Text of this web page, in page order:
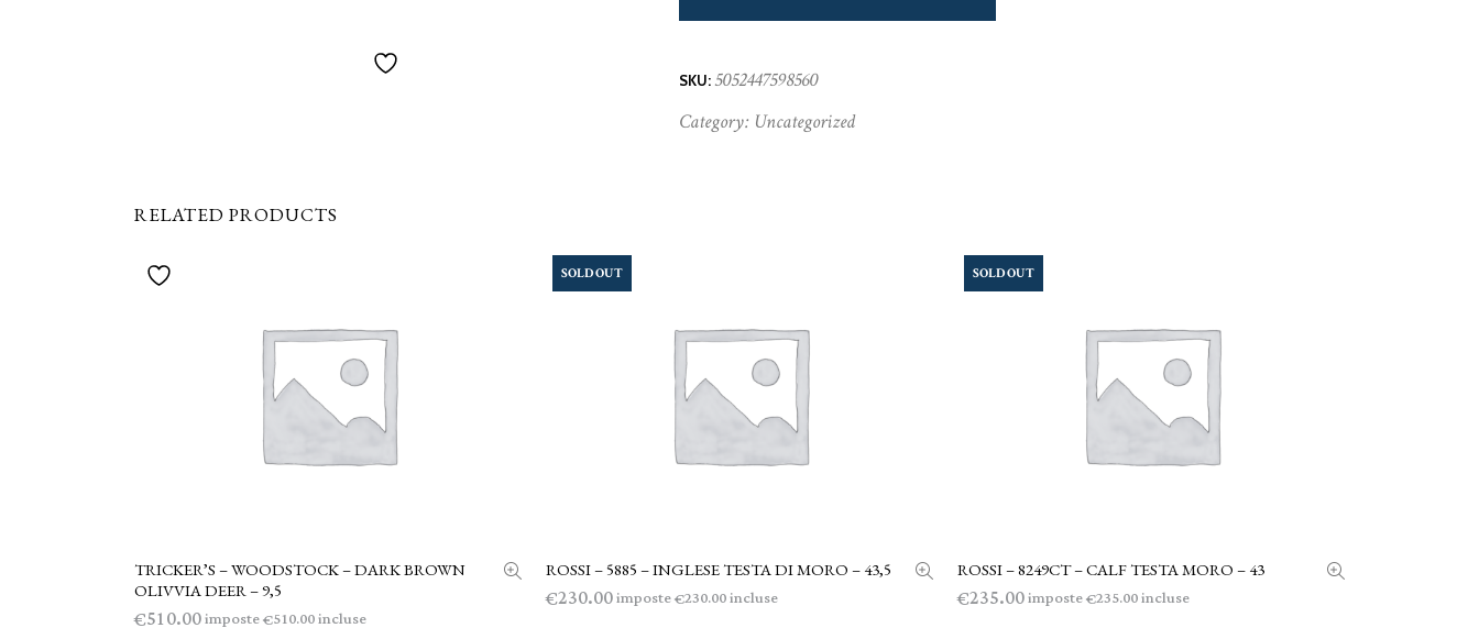
SKU: 5052447598560
Category: Uncategorized
RELATED PRODUCTS
AGGIUNGI AL CARRELLO
TRICKER’S – WOODSTOCK – DARK BROWN
OLIVVIA DEER – 9,5
€510.00imposte€510.00incluse
SOLD OUT
LEGGI TUTTO
ROSSI – 5885 – INGLESE TESTA DI MORO – 43,5
€230.00imposte€230.00incluse
SOLD OUT
LEGGI TUTTO
ROSSI – 8249CT – CALF TESTA MORO – 43
€235.00imposte€235.00incluse